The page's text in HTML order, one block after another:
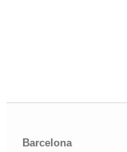
Barcelona